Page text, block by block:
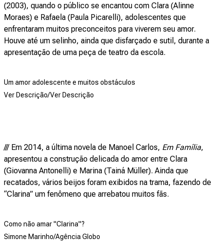
(2003), quando o público se encantou com Clara (Alinne
Moraes) e Rafaela (Paula Picarelli), adolescentes que
enfrentaram muitos preconceitos para viverem seu amor.
Houve até um selinho, ainda que disfarçado e sutil, durante a
apresentação de uma peça de teatro da escola.
Um amor adolescente e muitos obstáculos
Ver Descrição/Ver Descrição
/// Em 2014, a última novela de Manoel Carlos, Em Família,
apresentou a construção delicada do amor entre Clara
(Giovanna Antonelli) e Marina (Tainá Müller). Ainda que
recatados, vários beijos foram exibidos na trama, fazendo de
“Clarina” um fenômeno que arrebatou muitos fãs.
Como não amar "Clarina"?
Simone Marinho/Agência Globo